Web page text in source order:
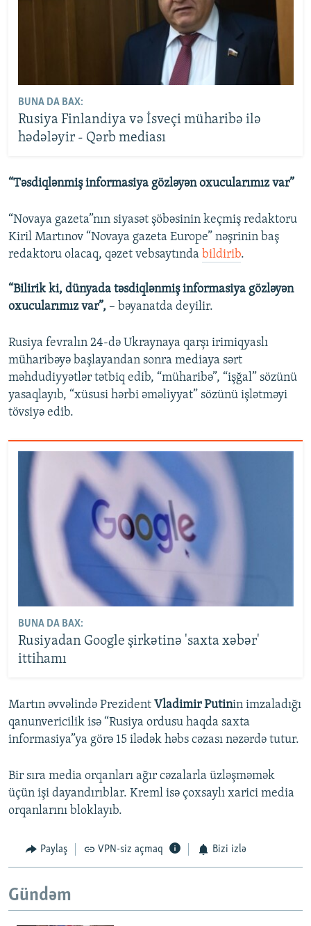
BUNA DA BAX:
Rusiya Finlandiya və İsveçi müharibə ilə
hədələyir - Qərb mediası
“Təsdiqlənmiş informasiya gözləyən oxucularımız var”
“Novaya gazeta”nın siyasət şöbəsinin keçmiş redaktoru
Kiril Martınov “Novaya gazeta Europe” nəşrinin baş
redaktoru olacaq, qəzet vebsaytında bildirib.
“Bilirik ki, dünyada təsdiqlənmiş informasiya gözləyən
oxucularımız var”, – bəyanatda deyilir.
Rusiya fevralın 24-də Ukraynaya qarşı irimiqyaslı
müharibəyə başlayandan sonra mediaya sərt
məhdudiyyətlər tətbiq edib, “müharibə”, “işğal” sözünü
yasaqlayıb, “xüsusi hərbi əməliyyat” sözünü işlətməyi
tövsiyə edib.
BUNA DA BAX:
Rusiyadan Google şirkətinə 'saxta xəbər'
ittihamı
Martın əvvəlində Prezident Vladimir Putinin imzaladığı
qanunvericilik isə “Rusiya ordusu haqda saxta
informasiya”ya görə 15 ilədək həbs cəzası nəzərdə tutur.
Bir sıra media orqanları ağır cəzalarla üzləşməmək
üçün işi dayandırıblar. Kreml isə çoxsaylı xarici media
orqanlarını bloklayıb.
Paylaş VPN-siz açmaq Bizi izlə
Gündəm